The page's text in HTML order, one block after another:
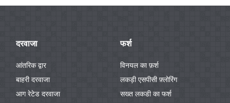
दरवाजा
आंतरिक द्वार
बाहरी दरवाजा
आग रेटेड दरवाजा
फर्श
विनयल का फ़र्श
लकड़ी एसपीसी फ़्लोरिंग
सख्त लकडी का फर्श